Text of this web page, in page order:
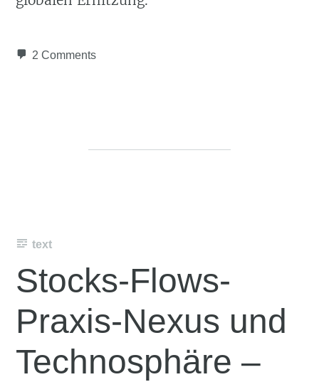
2 Comments
text
Stocks-Flows-
Praxis-Nexus und
Technosphäre –